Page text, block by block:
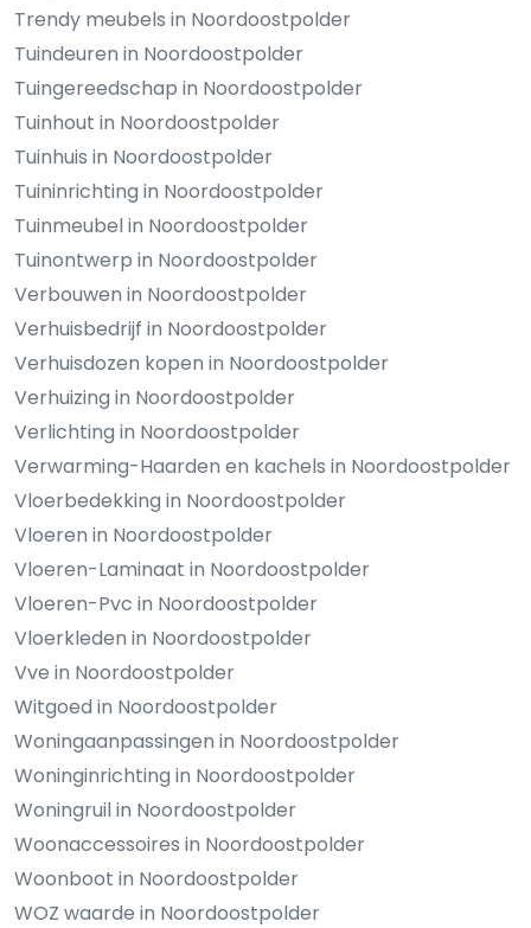
Trendy meubels in Noordoostpolder
Tuindeuren in Noordoostpolder
Tuingereedschap in Noordoostpolder
Tuinhout in Noordoostpolder
Tuinhuis in Noordoostpolder
Tuininrichting in Noordoostpolder
Tuinmeubel in Noordoostpolder
Tuinontwerp in Noordoostpolder
Verbouwen in Noordoostpolder
Verhuisbedrijf in Noordoostpolder
Verhuisdozen kopen in Noordoostpolder
Verhuizing in Noordoostpolder
Verlichting in Noordoostpolder
Verwarming-Haarden en kachels in Noordoostpolder
Vloerbedekking in Noordoostpolder
Vloeren in Noordoostpolder
Vloeren-Laminaat in Noordoostpolder
Vloeren-Pvc in Noordoostpolder
Vloerkleden in Noordoostpolder
Vve in Noordoostpolder
Witgoed in Noordoostpolder
Woningaanpassingen in Noordoostpolder
Woninginrichting in Noordoostpolder
Woningruil in Noordoostpolder
Woonaccessoires in Noordoostpolder
Woonboot in Noordoostpolder
WOZ waarde in Noordoostpolder